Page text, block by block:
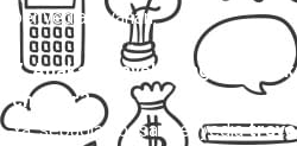
penyedia layanan.
7. Apakah travel Mungkid
charter?
Ya, sebagian besar penyedia